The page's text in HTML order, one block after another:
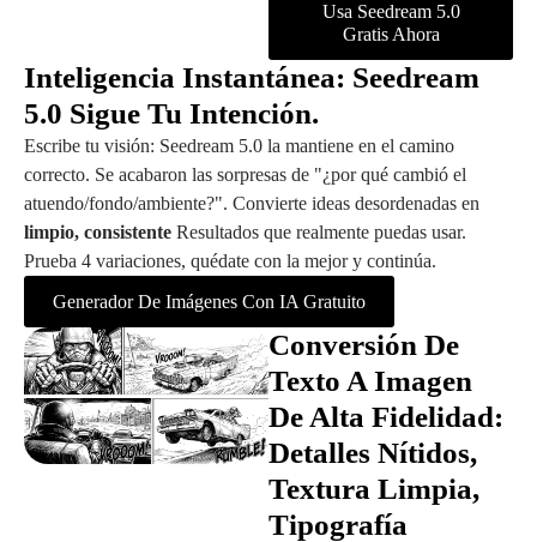
Usa Seedream 5.0
Gratis Ahora
Inteligencia Instantánea: Seedream
5.0 Sigue Tu Intención.
Escribe tu visión: Seedream 5.0 la mantiene en el camino
correcto. Se acabaron las sorpresas de "¿por qué cambió el
atuendo/fondo/ambiente?". Convierte ideas desordenadas en
limpio, consistente Resultados que realmente puedas usar.
Prueba 4 variaciones, quédate con la mejor y continúa.
Generador De Imágenes Con IA Gratuito
Conversión De
Texto A Imagen
De Alta Fidelidad:
Detalles Nítidos,
Textura Limpia,
Tipografía